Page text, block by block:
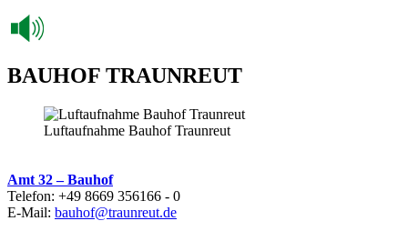
BAUHOF TRAUNREUT
Luftaufnahme Bauhof Traunreut
Amt 32 – Bauhof
Telefon: +49 8669 356166 - 0
E-Mail: bauhof@traunreut.de